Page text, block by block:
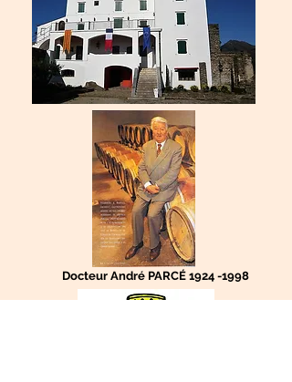
Docteur André PARCÉ 1924 -1998